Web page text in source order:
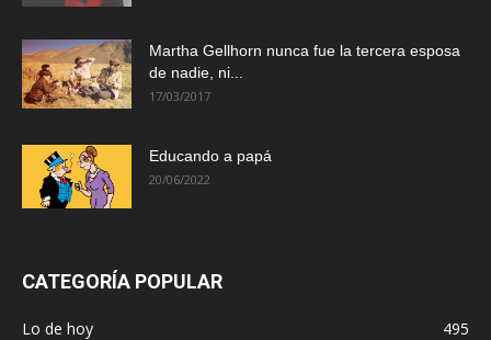
Martha Gellhorn nunca fue la tercera esposa
de nadie, ni...
17/03/2017
Educando a papá
20/06/2022
CATEGORÍA POPULAR
Lo de hoy
495